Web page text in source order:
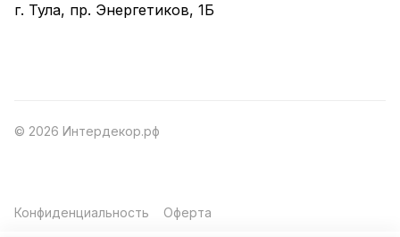
г. Тула, пр. Энергетиков, 1Б
© 2026 Интердекор.рф
Конфиденциальность Оферта